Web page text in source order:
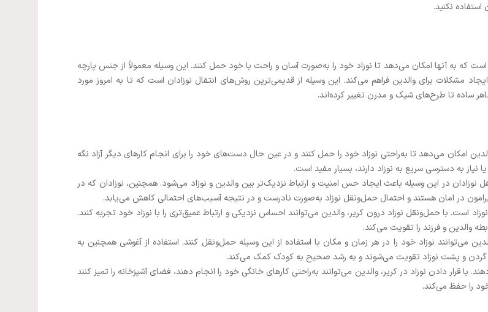
نکنید.
که به آنها امکان می‌دهد تا نوزاد خود را به‌صورت آسان و راحت با خود حمل کنند. این وسیله معمولاً از جنس پارچه
مشکلات برای والدین فراهم می‌کند. این وسیله از قدیمی‌ترین روش‌های انتقال نوزادان است که تا به امروز مورد
ساده تا طرح‌های شیک و مدرن تغییر کرده‌اند.
امکان می‌دهد تا به‌راحتی نوزاد خود را حمل کنند و در عین حال دست‌های خود را برای انجام کارهای دیگر آزاد نگه
نیاز به دسترسی سریع به نوزاد دارند، بسیار مفید است.
نوزادان در این وسیله باعث ایجاد حس امنیت و ارتباط نزدیک‌تر بین والدین و نوزاد می‌شود. همچنین، نوزادان که در
در امان هستند و احتمال حمل‌ونقل نوزاد به‌صورت نادرست و در نتیجه آسیب‌های احتمالی کاهش می‌یابد.
است. با حمل‌ونقل نوزاد درون کریر، والدین می‌توانند احساس نزدیکی و ارتباط عمیق‌تری را با نوزاد خود تجربه کنند.
والدین و فرزند را تقویت می‌کند.
می‌توانند نوزاد خود را در هر زمان و مکان با استفاده از این وسیله حمل‌ونقل کنند. استفاده از آغوشی همچنین به
گردن و پشت نوزاد تقویت می‌شوند و به رشد صحیح به کودک کمک می‌کند.
با قرار دادن نوزاد در کریر، والدین می‌توانند به‌راحتی کارهای خانگی خود را انجام دهند، فضای آشپزخانه را تمیز کنند
را حفظ می‌کند.